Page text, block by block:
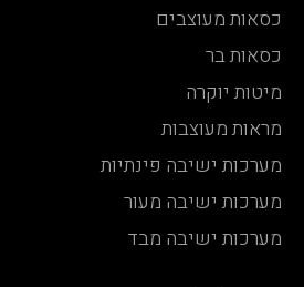
כסאות מעוצבים
כסאות בר
מיטות יוקרה
מראות מעוצבות
מערכות ישיבה פינתיות
מערכות ישיבה מעור
מערכות ישיבה מבד